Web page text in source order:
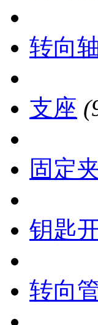
转向
支座
固定
钥匙
转向